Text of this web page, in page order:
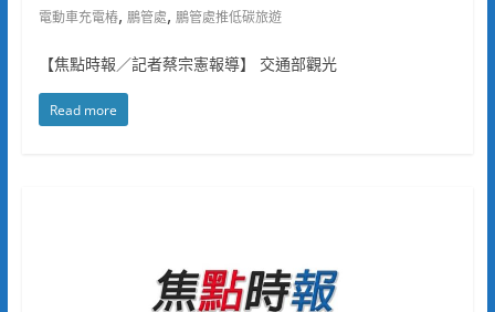
電動車充電樁, 鵬管處, 鵬管處推低碳旅遊
【焦點時報／記者蔡宗憲報導】 交通部觀光
Read more